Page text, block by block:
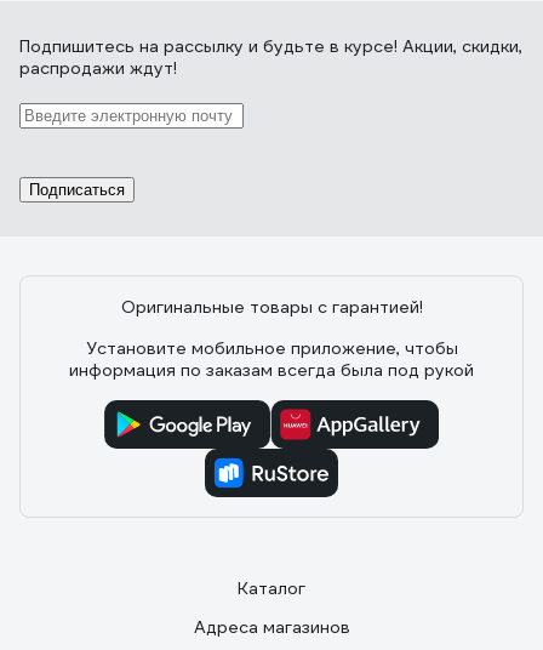
Подпишитесь на рассылку и будьте в курсе! Акции, скидки,
распродажи ждут!
Подписаться
Оригинальные товары с гарантией!
Установите мобильное приложение, чтобы
информация по заказам всегда была под рукой
Каталог
Адреса магазинов